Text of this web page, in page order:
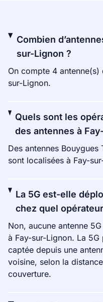
Combien
sur-Lignon ?
On compte 4
sur-Lignon.
Quels sont les
des antennes à
Des antennes Bouygues
sont localisées à Fay-
La 5G est-elle
chez quel
Non, aucune antenne
à Fay-sur-Lignon. La
captée depuis une
voisine, selon la
couverture.